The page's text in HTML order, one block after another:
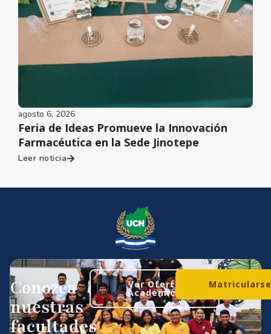
agosto 6, 2026
Feria de Ideas Promueve la Innovación
Farmacéutica en la Sede Jinotepe
Leer noticia
Conozca
nuestras
facultades
Ver Oferta
Académica